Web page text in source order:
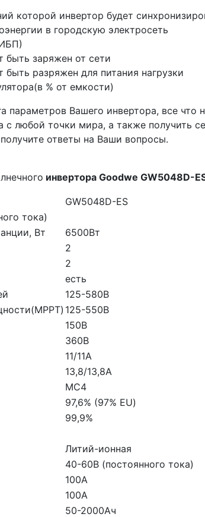
которой инвертор будет
в городскую электросеть
быть заряжен от сети
разряжен для питания нагрузки
% от емкости)
Вашего инвертора, все что
любой точки мира, а также получить
ответы на Ваши вопросы.
инвертора Goodwe GW5048D-
GW5048D-ES
тока)
Вт
6500Вт
2
2
есть
125-580В
125-550В
150В
360В
11/11А
13,8/13,8А
MC4
97,6% (97% ЕU)
99,9%
Литий-ионная
40-60В (постоянного тока)
100А
100А
50-2000Ач